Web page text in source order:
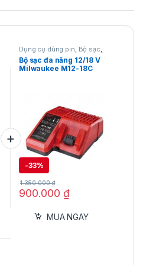
Dụng cụ dùng pin, Bộ sạc,
Milwaukee Phụ kiện pin và
bộ sạc
Bộ sạc đa năng 12/18 V
Milwaukee M12-18C
-33%
900.000 ₫
1.350.000₫
MUA NGAY